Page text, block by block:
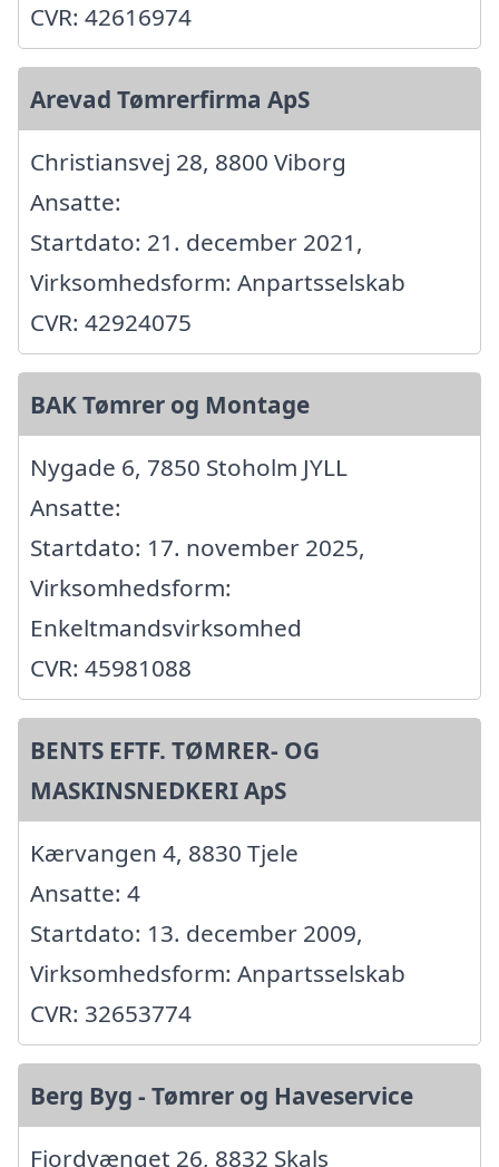
CVR: 42616974
Arevad Tømrerfirma ApS
Christiansvej 28, 8800 Viborg
Ansatte:
Startdato: 21. december 2021,
Virksomhedsform: Anpartsselskab
CVR: 42924075
BAK Tømrer og Montage
Nygade 6, 7850 Stoholm JYLL
Ansatte:
Startdato: 17. november 2025,
Virksomhedsform:
Enkeltmandsvirksomhed
CVR: 45981088
BENTS EFTF. TØMRER- OG
MASKINSNEDKERI ApS
Kærvangen 4, 8830 Tjele
Ansatte: 4
Startdato: 13. december 2009,
Virksomhedsform: Anpartsselskab
CVR: 32653774
Berg Byg - Tømrer og Haveservice
Fjordvænget 26, 8832 Skals